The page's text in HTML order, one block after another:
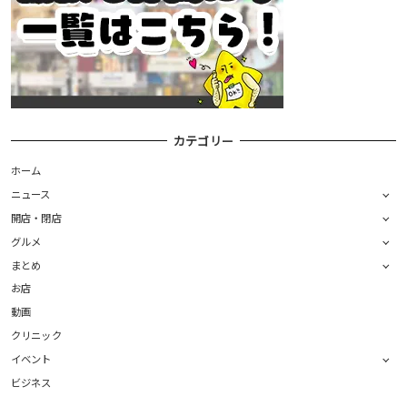
カテゴリー
ホーム
ニュース
開店・閉店
グルメ
まとめ
お店
動画
クリニック
イベント
ビジネス